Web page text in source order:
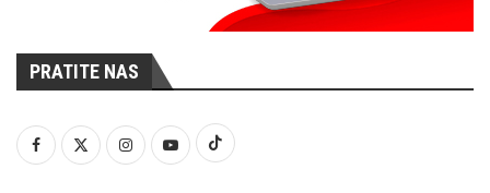
PRATITE NAS